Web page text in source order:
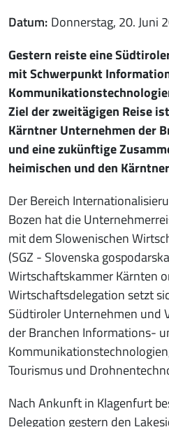
Datum Donnerstag, 20. Juni
Gestern reiste eine
mit Schwerpunkt
Ziel der zweitägigen Reise
Kärntner Unternehmen der
und eine zukünftige
heimischen und den
Der Bereich
Bozen hat die
mit dem Slowenischen
(SGZ - Slovenska
Wirtschaftskammer Kärnten
Wirtschaftsdelegation setzt
Südtiroler Unternehmen und
der Branchen Informations-
Tourismus und
Nach Ankunft in Klagenfurt
Delegation gestern den